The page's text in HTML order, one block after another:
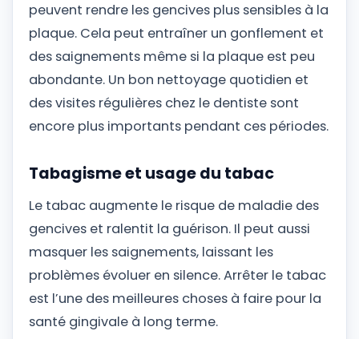
peuvent rendre les gencives plus sensibles à la
plaque. Cela peut entraîner un gonflement et
des saignements même si la plaque est peu
abondante. Un bon nettoyage quotidien et
des visites régulières chez le dentiste sont
encore plus importants pendant ces périodes.
Tabagisme et usage du tabac
Le tabac augmente le risque de maladie des
gencives et ralentit la guérison. Il peut aussi
masquer les saignements, laissant les
problèmes évoluer en silence. Arrêter le tabac
est l’une des meilleures choses à faire pour la
santé gingivale à long terme.